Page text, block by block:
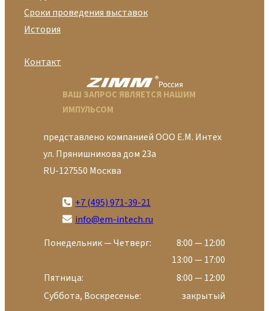
Сроки проведения выставок
История
Контакт
ВАШ ЗАПРОС ЯВЛЯЕТСЯ НАШИМ
ИМПУЛЬСОМ
представлено компанией ООО Е.М. Интех
ул. Прянишникова дом 23а
RU-127550 Москва
+7 (495) 971-39-21
info@em-intech.ru
Понедельник — Четверг:
8:00 — 12:00
13:00 — 17:00
Пятница:
8:00 — 12:00
Суббота, Воскресенье:
закрытый